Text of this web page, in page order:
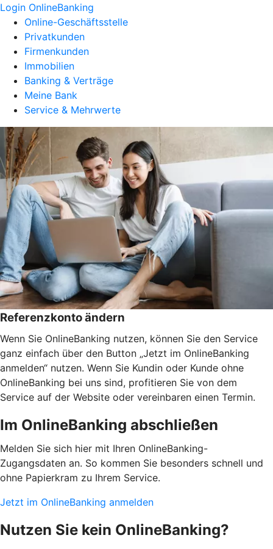
Login OnlineBanking
Online-Geschäftsstelle
Privatkunden
Firmenkunden
Immobilien
Banking & Verträge
Meine Bank
Service & Mehrwerte
Referenzkonto ändern
Wenn Sie OnlineBanking nutzen, können Sie den Service
ganz einfach über den Button „Jetzt im OnlineBanking
anmelden“ nutzen. Wenn Sie Kundin oder Kunde ohne
OnlineBanking bei uns sind, profitieren Sie von dem
Service auf der Website oder vereinbaren einen Termin.
Im OnlineBanking abschließen
Melden Sie sich hier mit Ihren OnlineBanking-
Zugangsdaten an. So kommen Sie besonders schnell und
ohne Papierkram zu Ihrem Service.
Jetzt im OnlineBanking anmelden
Nutzen Sie kein OnlineBanking?